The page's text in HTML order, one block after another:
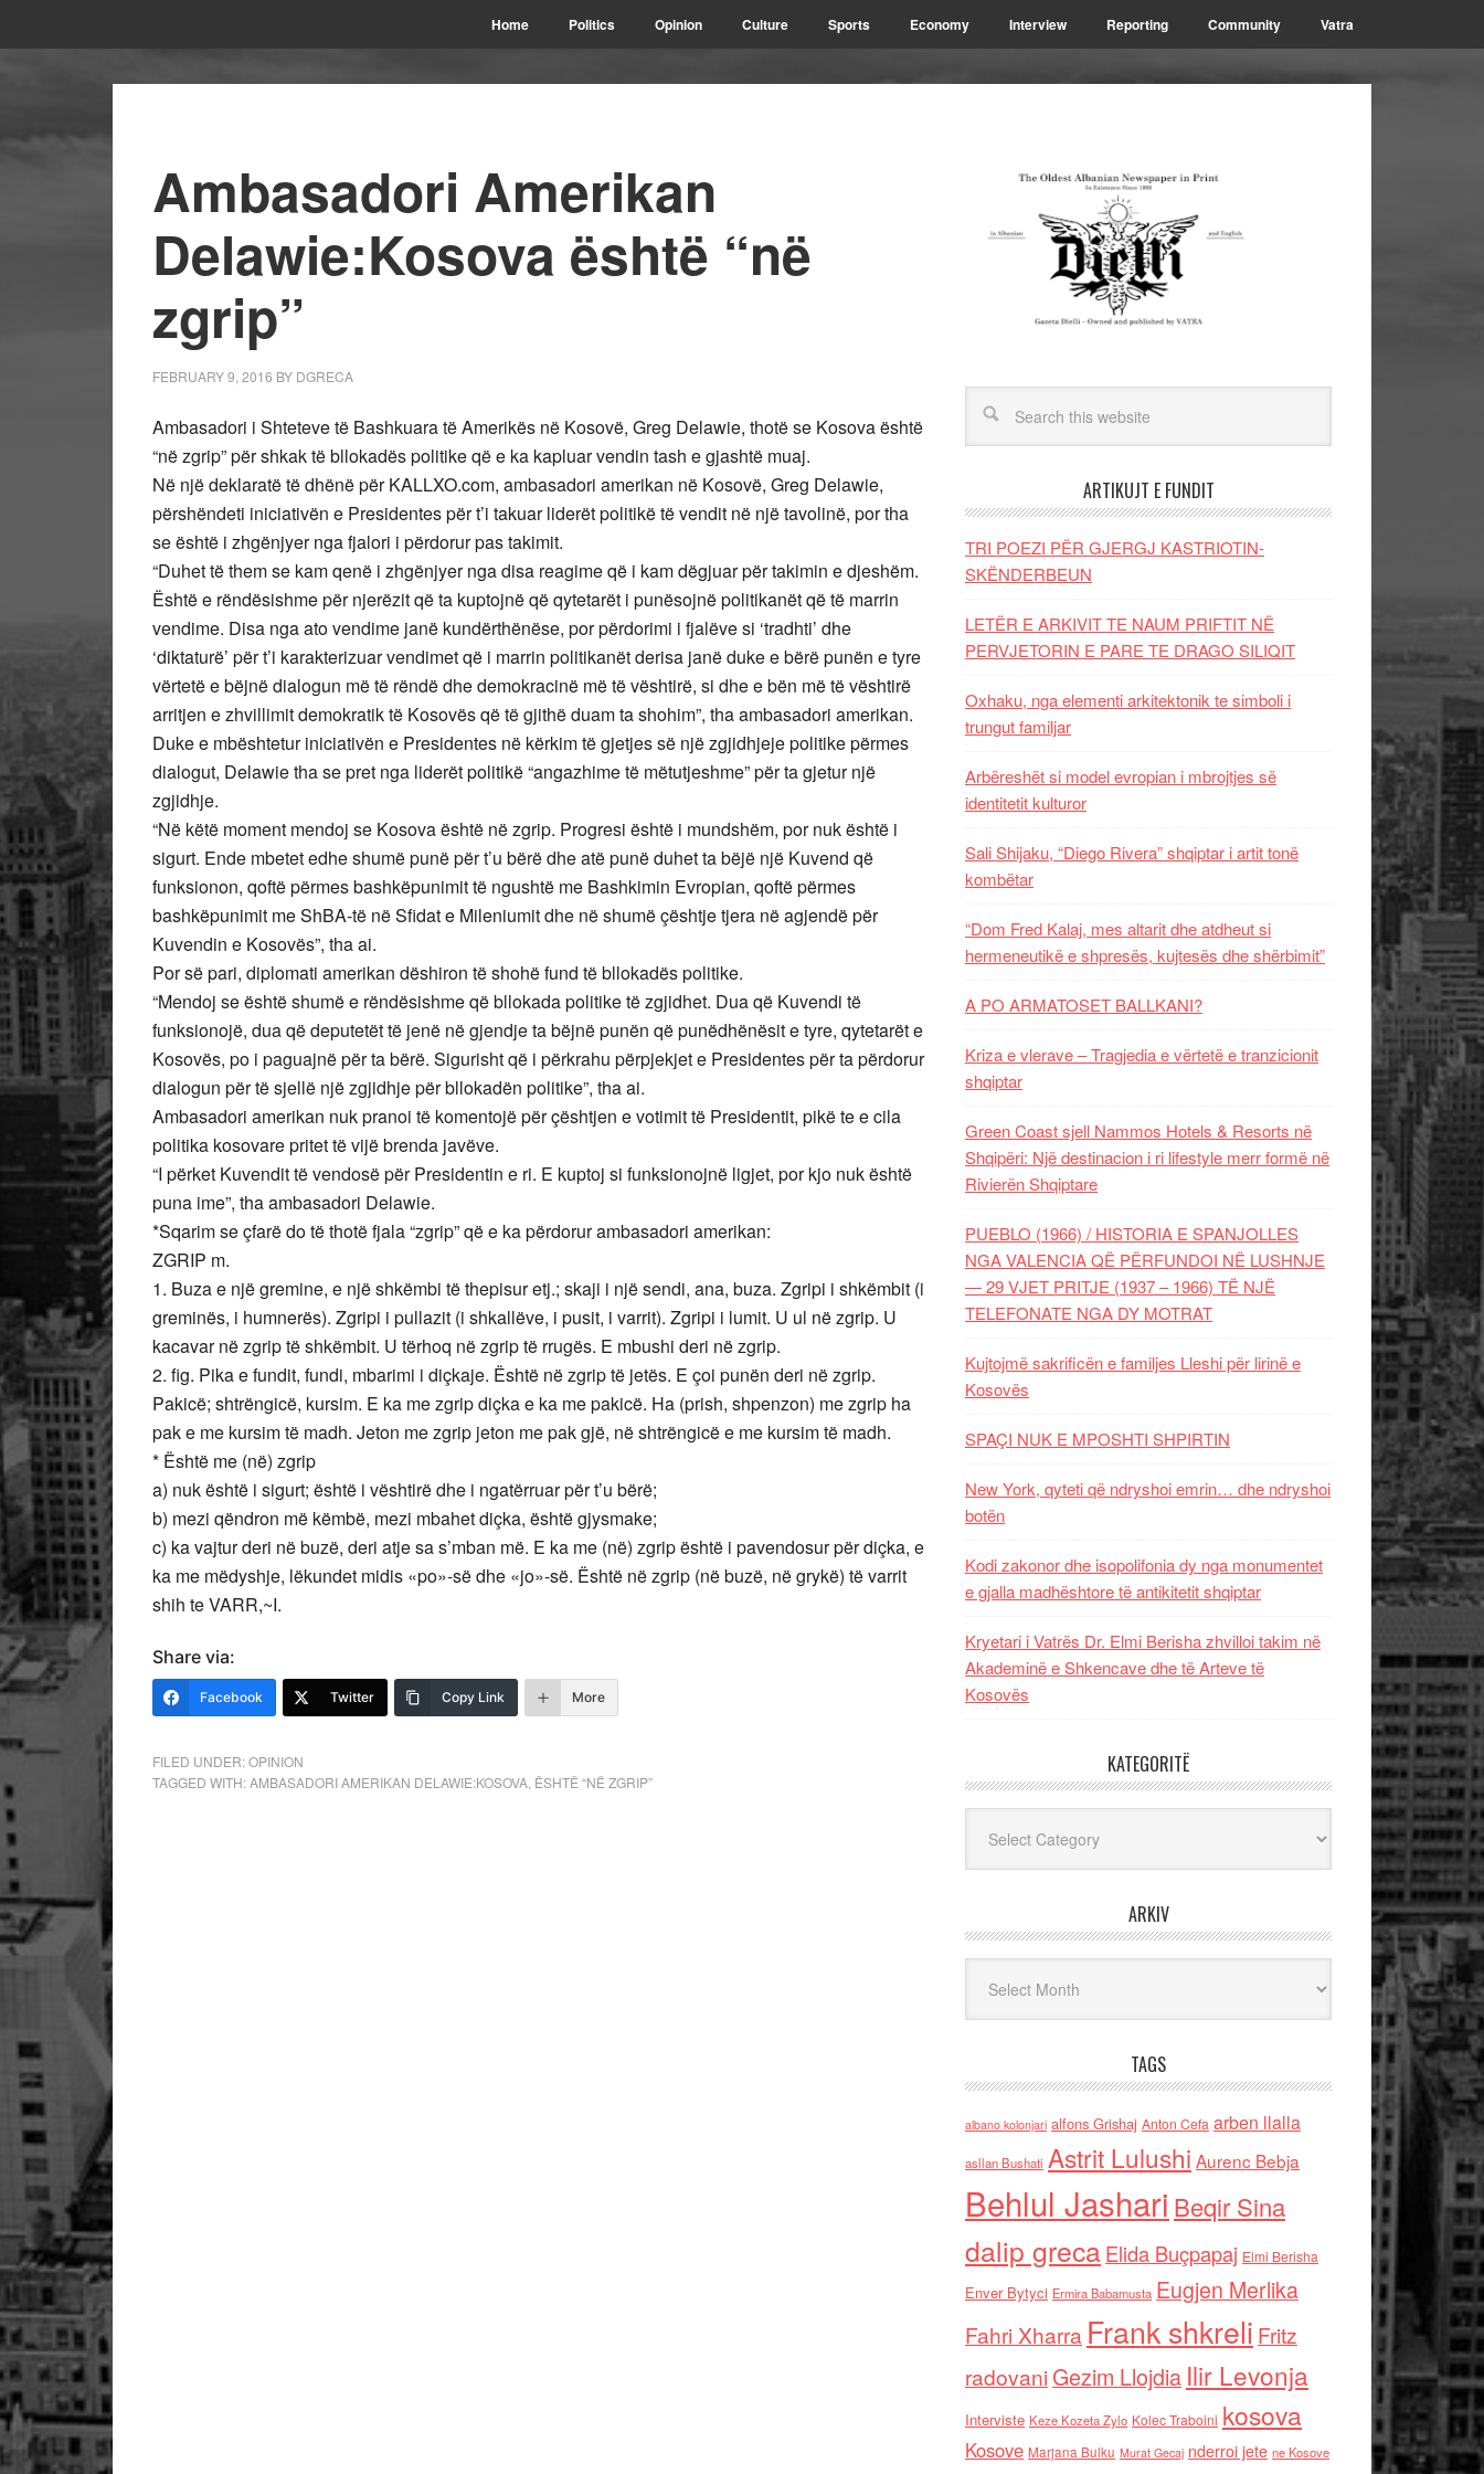
Home Politics Opinion Culture Sports Economy Interview Reporting Community Vatra
Ambasadori Amerikan
Delawie:Kosova është “në
zgrip”
FEBRUARY 9, 2016 BY DGRECA
Ambasadori i Shteteve të Bashkuara të Amerikës në Kosovë, Greg Delawie, thotë se Kosova është
“në zgrip” për shkak të bllokadës politike që e ka kapluar vendin tash e gjashtë muaj.
Në një deklaratë të dhënë për KALLXO.com, ambasadori amerikan në Kosovë, Greg Delawie,
përshëndeti iniciativën e Presidentes për t’i takuar liderët politikë të vendit në një tavolinë, por tha
se është i zhgënjyer nga fjalori i përdorur pas takimit.
“Duhet të them se kam qenë i zhgënjyer nga disa reagime që i kam dëgjuar për takimin e djeshëm.
Është e rëndësishme për njerëzit që ta kuptojnë që qytetarët i punësojnë politikanët që të marrin
vendime. Disa nga ato vendime janë kundërthënëse, por përdorimi i fjalëve si ‘tradhti’ dhe
‘diktaturë’ për t’i karakterizuar vendimet që i marrin politikanët derisa janë duke e bërë punën e tyre
vërtetë e bëjnë dialogun më të rëndë dhe demokracinë më të vështirë, si dhe e bën më të vështirë
arritjen e zhvillimit demokratik të Kosovës që të gjithë duam ta shohim”, tha ambasadori amerikan.
Duke e mbështetur iniciativën e Presidentes në kërkim të gjetjes së një zgjidhjeje politike përmes
dialogut, Delawie tha se pret nga liderët politikë “angazhime të mëtutjeshme” për ta gjetur një
zgjidhje.
“Në këtë moment mendoj se Kosova është në zgrip. Progresi është i mundshëm, por nuk është i
sigurt. Ende mbetet edhe shumë punë për t’u bërë dhe atë punë duhet ta bëjë një Kuvend që
funksionon, qoftë përmes bashkëpunimit të ngushtë me Bashkimin Evropian, qoftë përmes
bashkëpunimit me ShBA-të në Sfidat e Mileniumit dhe në shumë çështje tjera në agjendë për
Kuvendin e Kosovës”, tha ai.
Por së pari, diplomati amerikan dëshiron të shohë fund të bllokadës politike.
“Mendoj se është shumë e rëndësishme që bllokada politike të zgjidhet. Dua që Kuvendi të
funksionojë, dua që deputetët të jenë në gjendje ta bëjnë punën që punëdhënësit e tyre, qytetarët e
Kosovës, po i paguajnë për ta bërë. Sigurisht që i përkrahu përpjekjet e Presidentes për ta përdorur
dialogun për të sjellë një zgjidhje për bllokadën politike”, tha ai.
Ambasadori amerikan nuk pranoi të komentojë për çështjen e votimit të Presidentit, pikë te e cila
politika kosovare pritet të vijë brenda javëve.
“I përket Kuvendit të vendosë për Presidentin e ri. E kuptoj si funksionojnë ligjet, por kjo nuk është
puna ime”, tha ambasadori Delawie.
*Sqarim se çfarë do të thotë fjala “zgrip” që e ka përdorur ambasadori amerikan:
ZGRIP m.
1. Buza e një gremine, e një shkëmbi të thepisur etj.; skaji i një sendi, ana, buza. Zgripi i shkëmbit (i
greminës, i humnerës). Zgripi i pullazit (i shkallëve, i pusit, i varrit). Zgripi i lumit. U ul në zgrip. U
kacavar në zgrip të shkëmbit. U tërhoq në zgrip të rrugës. E mbushi deri në zgrip.
2. fig. Pika e fundit, fundi, mbarimi i diçkaje. Është në zgrip të jetës. E çoi punën deri në zgrip.
Pakicë; shtrëngicë, kursim. E ka me zgrip diçka e ka me pakicë. Ha (prish, shpenzon) me zgrip ha
pak e me kursim të madh. Jeton me zgrip jeton me pak gjë, në shtrëngicë e me kursim të madh.
* Është me (në) zgrip
a) nuk është i sigurt; është i vështirë dhe i ngatërruar për t’u bërë;
b) mezi qëndron më këmbë, mezi mbahet diçka, është gjysmake;
c) ka vajtur deri në buzë, deri atje sa s’mban më. E ka me (në) zgrip është i pavendosur për diçka, e
ka me mëdyshje, lëkundet midis «po»-së dhe «jo»-së. Është në zgrip (në buzë, në grykë) të varrit
shih te VARR,~I.
Share via:
Facebook Twitter Copy Link More
FILED UNDER:OPINION
TAGGED WITH:AMBASADORI AMERIKAN DELAWIE:KOSOVA ËSHTË “NË ZGRIP”
ARTIKUJT E FUNDIT
TRI POEZI PËR GJERGJ KASTRIOTIN-
SKËNDERBEUN
LETËR E ARKIVIT TE NAUM PRIFTIT NË
PERVJETORIN E PARE TE DRAGO SILIQIT
Oxhaku, nga elementi arkitektonik te simboli i
trungut familjar
Arbëreshët si model evropian i mbrojtjes së
identitetit kulturor
Sali Shijaku, “Diego Rivera” shqiptar i artit tonë
kombëtar
“Dom Fred Kalaj, mes altarit dhe atdheut si
hermeneutikë e shpresës, kujtesës dhe shërbimit”
A PO ARMATOSET BALLKANI?
Kriza e vlerave – Tragjedia e vërtetë e tranzicionit
shqiptar
Green Coast sjell Nammos Hotels & Resorts në
Shqipëri: Një destinacion i ri lifestyle merr formë në
Rivierën Shqiptare
PUEBLO (1966) / HISTORIA E SPANJOLLES
NGA VALENCIA QË PËRFUNDOI NË LUSHNJE
— 29 VJET PRITJE (1937 – 1966) TË NJË
TELEFONATE NGA DY MOTRAT
Kujtojmë sakrificën e familjes Lleshi për lirinë e
Kosovës
SPAÇI NUK E MPOSHTI SHPIRTIN
New York, qyteti që ndryshoi emrin… dhe ndryshoi
botën
Kodi zakonor dhe isopolifonia dy nga monumentet
e gjalla madhështore të antikitetit shqiptar
Kryetari i Vatrës Dr. Elmi Berisha zhvilloi takim në
Akademinë e Shkencave dhe të Arteve të
Kosovës
KATEGORITË
ARKIV
TAGS
albano kolonjari alfons Grishaj Anton Cefa arben llalla
asllan Bushati Astrit Lulushi Aurenc Bebja
Behlul Jashari Beqir Sina
dalip grecaElida Buçpapaj Elmi Berisha
Enver Bytyci Ermira Babamusta Eugjen Merlika
Fahri Xharra Frank shkreli Fritz
radovaniGezim Llojdia Ilir Levonja
Interviste Keze Kozeta Zylo Kolec Traboini kosova
Kosove Marjana Bulku Murat Gecaj nderroi jete ne Kosove